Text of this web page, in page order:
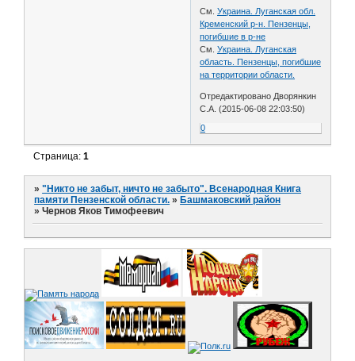
См.Украина. Луганская обл.
Кременский р-н. Пензенцы,
погибшие в р-не
См.Украина. Луганская
область. Пензенцы, погибшие
на территории области.
Отредактировано Дворянкин
С.А. (2015-06-08 22:03:50)
0
Страница:1
»"Никто не забыт, ничто не забыто". Всенародная Книга
памяти Пензенской области. » Башмаковский район
»Чернов Яков Тимофеевич